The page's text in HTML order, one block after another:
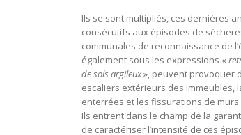
Ils se sont multipliés, ces dernières
consécutifs aux épisodes de
communales de reconnaissance de
également sous les expressions «
de sols argileux», peuvent provoquer
escaliers extérieurs des immeubles,
enterrées et les fissurations de
Ils entrent dans le champ de la
de caractériser l’intensité de ces